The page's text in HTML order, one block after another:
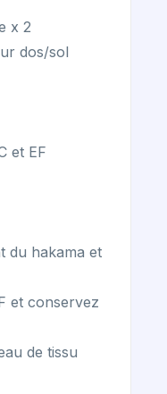
x 2
dos/sol
et EF
du hakama et
et conservez
de tissu